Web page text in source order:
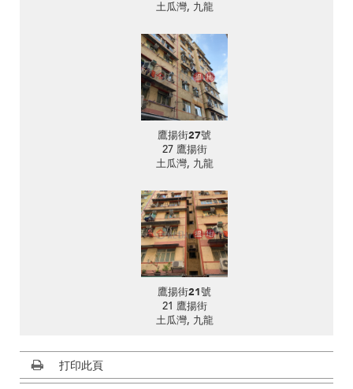
土瓜灣, 九龍
鷹揚街27號
27 鷹揚街
土瓜灣, 九龍
鷹揚街21號
21 鷹揚街
土瓜灣, 九龍
打印此頁